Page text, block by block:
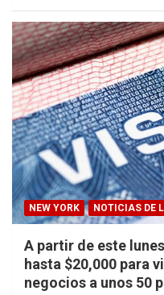
NEW YORK NOTICIAS DE
A partir de este
hasta $20,000 para
negocios a unos 50